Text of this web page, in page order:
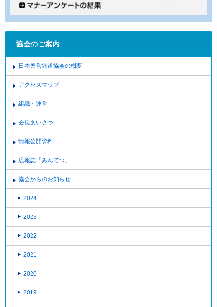
協会のご案内
日本民営鉄道協会の概要
アクセスマップ
組織・運営
会長あいさつ
情報公開資料
広報誌「みんてつ」
協会からのお知らせ
2024
2023
2022
2021
2020
2019